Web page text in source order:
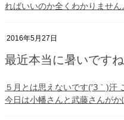
ればいいのか全くわかりませ
2016年5月27日
最近本当に暑いです
５月とは思えないです(′З｀)
今日は小幡さんと武藤さんが